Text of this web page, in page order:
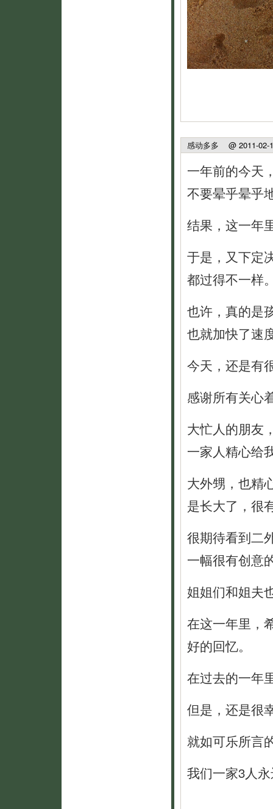
感动多多 @ 2011-02-
一年前的今天
不要晕乎晕乎
结果，这一年
于是，又下定
都过得不一样
也许，真的是
也就加快了速
今天，还是有
感谢所有关心
大忙人的朋友
一家人精心给
大外甥，也精
是长大了，很
很期待看到二
一幅很有创意
姐姐们和姐夫
在这一年里，
好的回忆。
在过去的一年
但是，还是很
就如可乐所言
我们一家3人